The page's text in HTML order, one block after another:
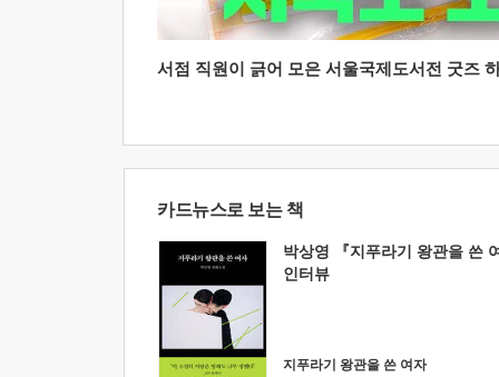
서점 직원이 긁어 모은 서울국제도서전 굿즈
카드뉴스로 보는 책
박상영 『지푸라기 왕관을 쓴
인터뷰
지푸라기 왕관을 쓴 여자